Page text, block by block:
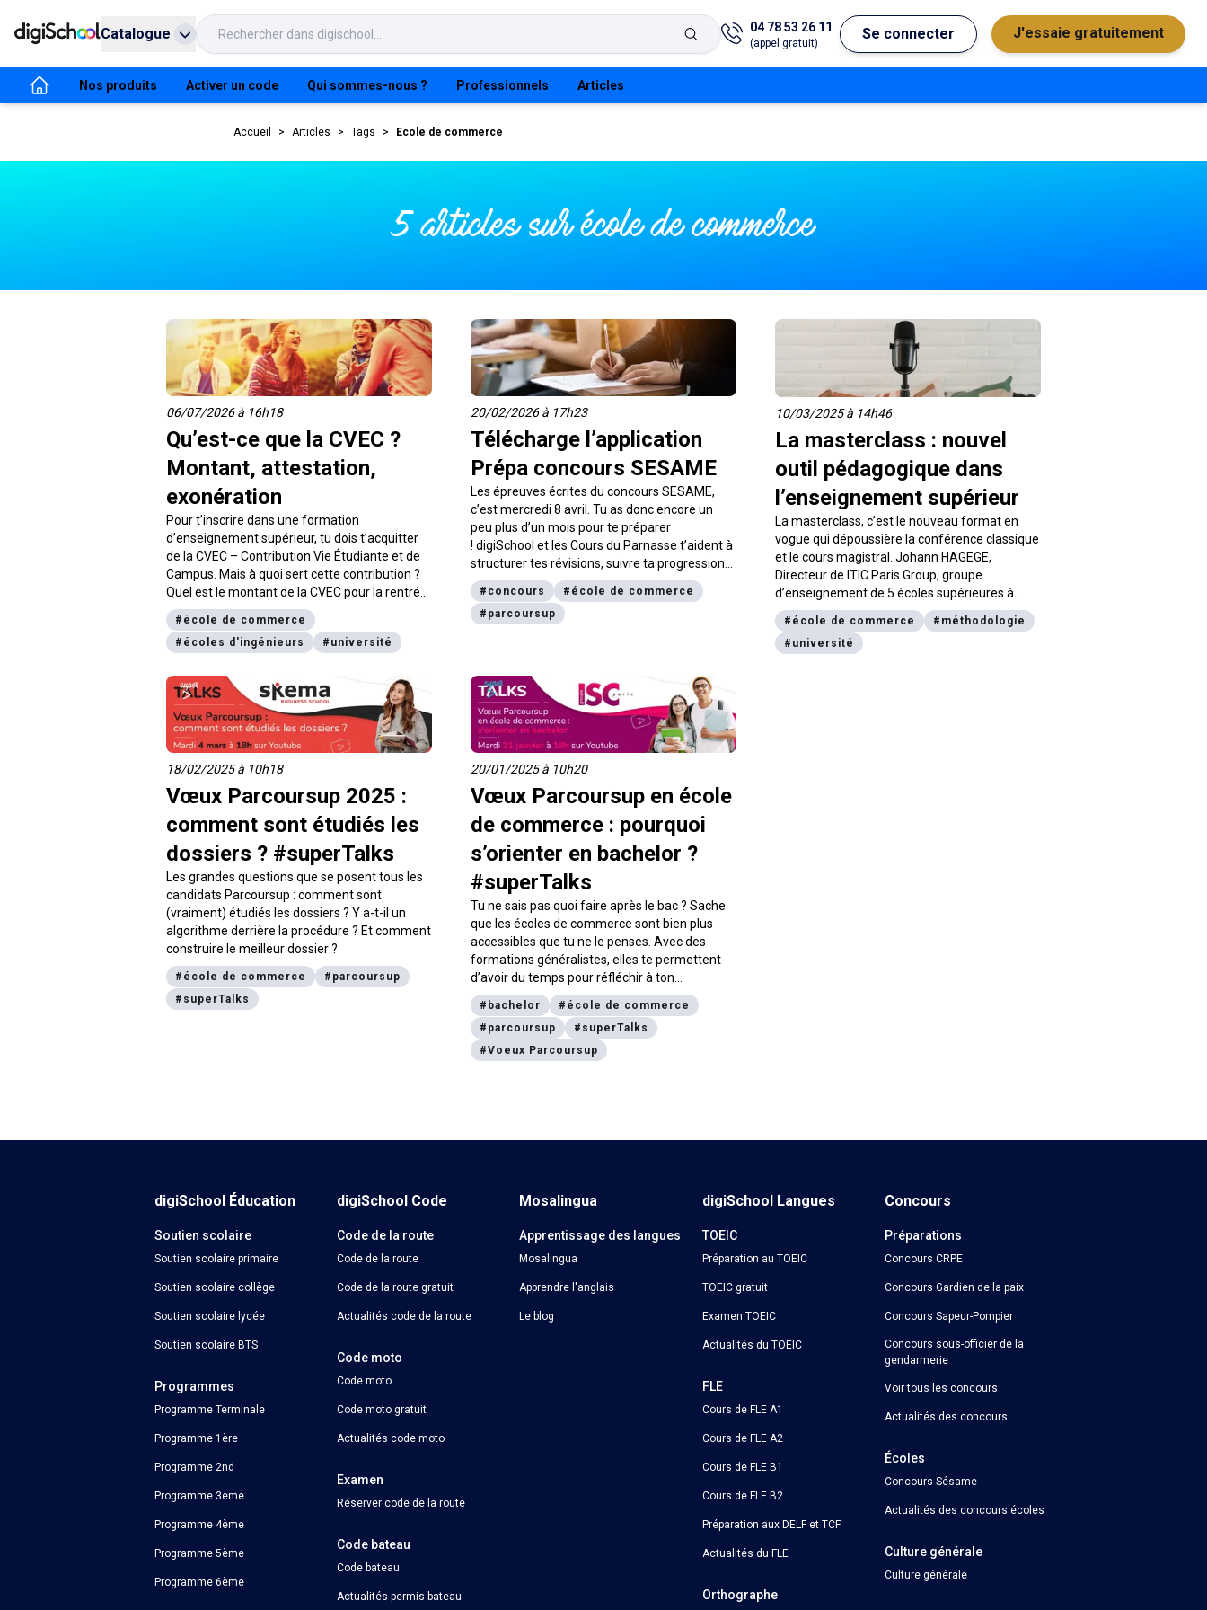
Catalogue 04 78 53 26 11
(appel gratuit)
Se connecter J'essaie gratuitement
Nos produits Activer un code Qui sommes-nous ? Professionnels Articles
Accueil > Articles > Tags > Ecole de commerce
5 articles sur école de commerce
06/07/2026 à 16h18
Qu’est-ce que la CVEC ?
Montant, attestation,
exonération
Pour t’inscrire dans une formation
d’enseignement supérieur, tu dois t’acquitter
de la CVEC – Contribution Vie Étudiante et de
Campus. Mais à quoi sert cette contribution ?
Quel est le montant de la CVEC pour la rentrée
universitaire 2026 ? Est-ce que tous les
étudiants sont concernés ? digiSchool
t’explique tout sur cette question de vie
# école de commerce
# écoles d'ingénieurs # université
20/02/2026 à 17h23
Télécharge l’application
Prépa concours SESAME
Les épreuves écrites du concours SESAME,
c’est mercredi 8 avril. Tu as donc encore un
peu plus d’un mois pour te préparer
! digiSchool et les Cours du Parnasse t’aident à
structurer tes révisions, suivre ta progression
et t’entraîner dans les vraies conditions
d’examen avec l’application de révisions Prépa
concours SESAME.
# concours # école de commerce
# parcoursup
10/03/2025 à 14h46
La masterclass : nouvel
outil pédagogique dans
l’enseignement supérieur
La masterclass, c’est le nouveau format en
vogue qui dépoussière la conférence classique
et le cours magistral. Johann HAGEGE,
Directeur de ITIC Paris Group, groupe
d’enseignement de 5 écoles supérieures à
Paris, te présente lors de cette interview
l’essentiel à savoir sur le sujet !
# école de commerce # méthodologie
# université
18/02/2025 à 10h18
Vœux Parcoursup 2025 :
comment sont étudiés les
dossiers ? #superTalks
Les grandes questions que se posent tous les
candidats Parcoursup : comment sont
(vraiment) étudiés les dossiers ? Y a-t-il un
algorithme derrière la procédure ? Et comment
construire le meilleur dossier ?
# école de commerce # parcoursup
# superTalks
20/01/2025 à 10h20
Vœux Parcoursup en école
de commerce : pourquoi
s’orienter en bachelor ?
#superTalks
Tu ne sais pas quoi faire après le bac ? Sache
que les écoles de commerce sont bien plus
accessibles que tu ne le penses. Avec des
formations généralistes, elles te permettent
d’avoir du temps pour réfléchir à ton
orientation. Banque, finance, data analytics,
immobilier, marketing, communication,
ressources humaines ou encore business
developement, laisse-toi tenter !
# bachelor # école de commerce
# parcoursup # superTalks
#Voeux Parcoursup
digiSchool Éducation
Soutien scolaire
Soutien scolaire primaire
Soutien scolaire collège
Soutien scolaire lycée
Soutien scolaire BTS
Programmes
Programme Terminale
Programme 1ère
Programme 2nd
Programme 3ème
Programme 4ème
Programme 5ème
Programme 6ème
digiSchool Code
Code de la route
Code de la route
Code de la route gratuit
Actualités code de la route
Code moto
Code moto
Code moto gratuit
Actualités code moto
Examen
Réserver code de la route
Code bateau
Code bateau
Actualités permis bateau
Mosalingua
Apprentissage des langues
Mosalingua
Apprendre l'anglais
Le blog
digiSchool Langues
TOEIC
Préparation au TOEIC
TOEIC gratuit
Examen TOEIC
Actualités du TOEIC
FLE
Cours de FLE A1
Cours de FLE A2
Cours de FLE B1
Cours de FLE B2
Préparation aux DELF et TCF
Actualités du FLE
Orthographe
Concours
Préparations
Concours CRPE
Concours Gardien de la paix
Concours Sapeur-Pompier
Concours sous-officier de la
gendarmerie
Voir tous les concours
Actualités des concours
Écoles
Concours Sésame
Actualités des concours écoles
Culture générale
Culture générale